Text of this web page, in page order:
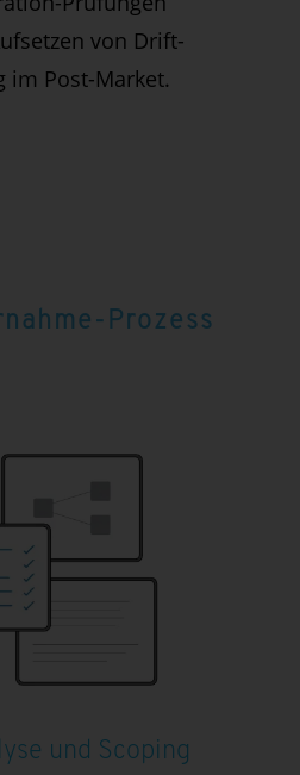
von Drift-
im Post-Market.
Prozess
und Scoping